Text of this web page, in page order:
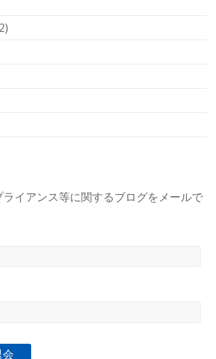
イアンス等に関するブログをメールで